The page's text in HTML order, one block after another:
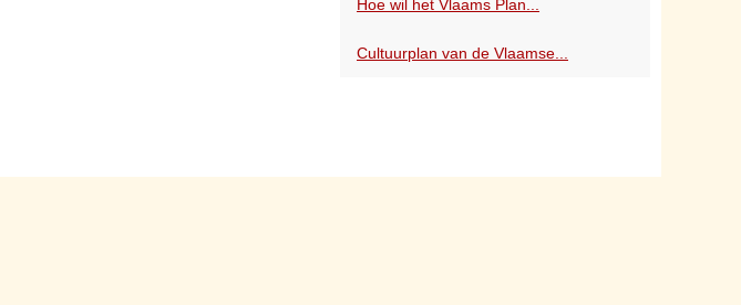
Hoe wil het Vlaams Plan...
Cultuurplan van de Vlaamse...